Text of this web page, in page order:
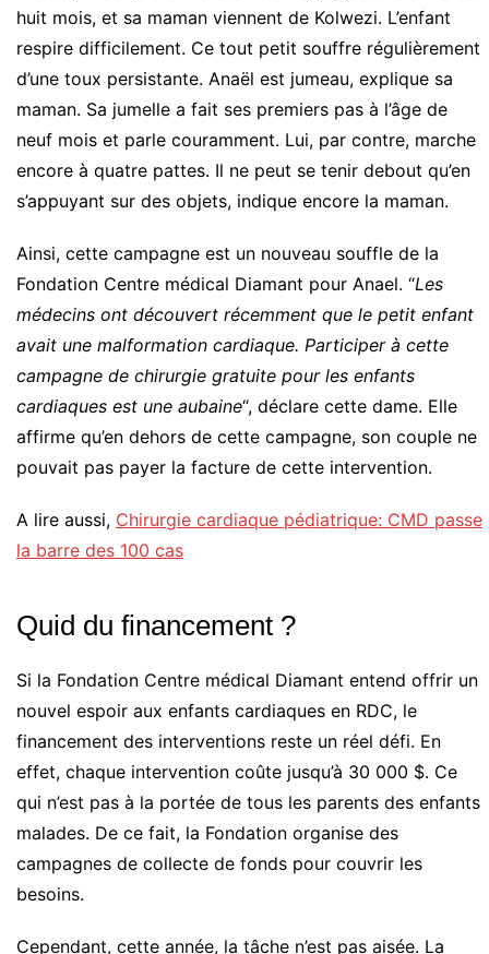
huit mois, et sa maman viennent de Kolwezi. L’enfant
respire difficilement. Ce tout petit souffre régulièrement
d’une toux persistante. Anaël est jumeau, explique sa
maman. Sa jumelle a fait ses premiers pas à l’âge de
neuf mois et parle couramment. Lui, par contre, marche
encore à quatre pattes. Il ne peut se tenir debout qu’en
s’appuyant sur des objets, indique encore la maman.
Ainsi, cette campagne est un nouveau souffle de la
Fondation Centre médical Diamant pour Anael. “Les
médecins ont découvert récemment que le petit enfant
avait une malformation cardiaque. Participer à cette
campagne de chirurgie gratuite pour les enfants
cardiaques est une aubaine“, déclare cette dame. Elle
affirme qu’en dehors de cette campagne, son couple ne
pouvait pas payer la facture de cette intervention.
A lire aussi, Chirurgie cardiaque pédiatrique: CMD passe
la barre des 100 cas
Quid du financement ?
Si la Fondation Centre médical Diamant entend offrir un
nouvel espoir aux enfants cardiaques en RDC, le
financement des interventions reste un réel défi. En
effet, chaque intervention coûte jusqu’à 30 000 $. Ce
qui n’est pas à la portée de tous les parents des enfants
malades. De ce fait, la Fondation organise des
campagnes de collecte de fonds pour couvrir les
besoins.
Cependant, cette année, la tâche n’est pas aisée. La